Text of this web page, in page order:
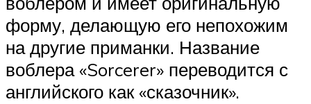
форму, делающую его непохожим
на другие приманки. Название
воблера «Sorcerer» переводится с
английского как «сказочник».